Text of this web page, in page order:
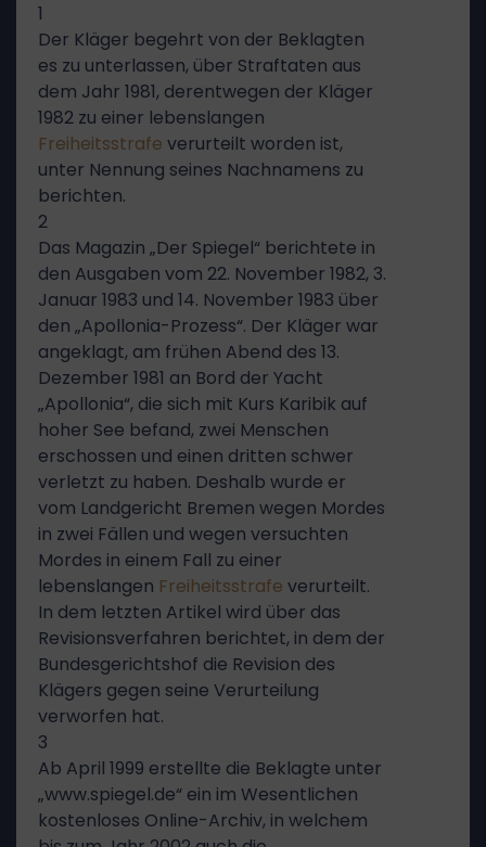
1
Der Kläger begehrt von der Beklagten
es zu unterlassen, über Straftaten aus
dem Jahr 1981, derentwegen der Kläger
1982 zu einer lebenslangen
Freiheitsstrafe verurteilt worden ist,
unter Nennung seines Nachnamens zu
berichten.
2
Das Magazin „Der Spiegel“ berichtete in
den Ausgaben vom 22. November 1982, 3.
Januar 1983 und 14. November 1983 über
den „Apollonia-Prozess“. Der Kläger war
angeklagt, am frühen Abend des 13.
Dezember 1981 an Bord der Yacht
„Apollonia“, die sich mit Kurs Karibik auf
hoher See befand, zwei Menschen
erschossen und einen dritten schwer
verletzt zu haben. Deshalb wurde er
vom Landgericht Bremen wegen Mordes
in zwei Fällen und wegen versuchten
Mordes in einem Fall zu einer
lebenslangen Freiheitsstrafe verurteilt.
In dem letzten Artikel wird über das
Revisionsverfahren berichtet, in dem der
Bundesgerichtshof die Revision des
Klägers gegen seine Verurteilung
verworfen hat.
3
Ab April 1999 erstellte die Beklagte unter
„www.spiegel.de“ ein im Wesentlichen
kostenloses Online-Archiv, in welchem